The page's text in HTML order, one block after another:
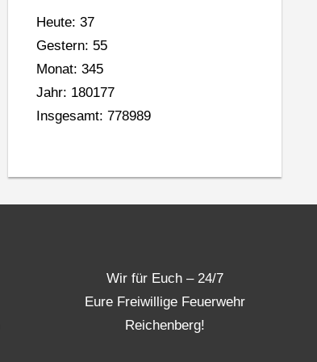
Heute: 37
Gestern: 55
Monat: 345
Jahr: 180177
Insgesamt: 778989
Wir für Euch – 24/7
Eure Freiwillige Feuerwehr
Reichenberg!